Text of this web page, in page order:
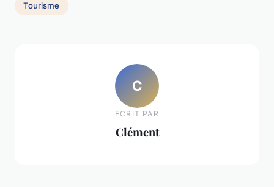
Tourisme
C
ECRIT PAR
Clément